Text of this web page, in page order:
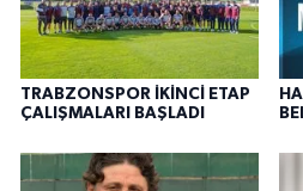
TRABZONSPOR İKİNCİ ETAP
ÇALIŞMALARI BAŞLADI